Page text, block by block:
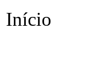
Início